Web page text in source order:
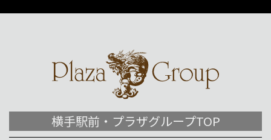
横手駅前・プラザグループTOP